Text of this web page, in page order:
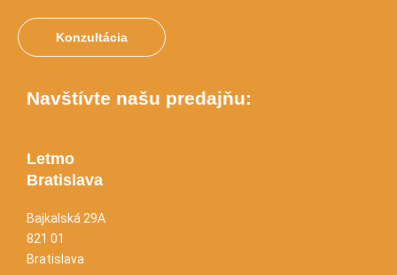
Konzultácia
Navštívte našu predajňu:
Letmo
Bratislava
Bajkalská 29A
821 01
Bratislava